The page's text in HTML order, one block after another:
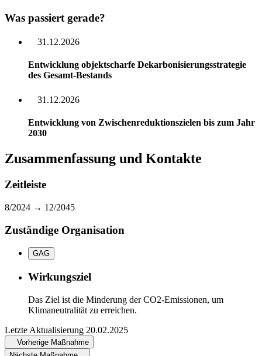
Was passiert gerade?
31.12.2026
Entwicklung objektscharfe Dekarbonisierungsstrategie
des Gesamt-Bestands
31.12.2026
Entwicklung von Zwischenreduktionszielen bis zum Jahr
2030
Zusammenfassung und Kontakte
Zeitleiste
8/2024 → 12/2045
Zuständige Organisation
GAG
Wirkungsziel
Das Ziel ist die Minderung der CO2-Emissionen, um
Klimaneutralität zu erreichen.
Letzte Aktualisierung 20.02.2025
Vorherige Maßnahme